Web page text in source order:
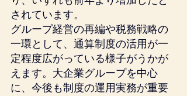
されています。
グループ経営の再編や税務戦略の
一環として、通算制度の活用が一
定程度広がっている様子がうかが
えます。大企業グループを中心
に、今後も制度の運用実務が重要